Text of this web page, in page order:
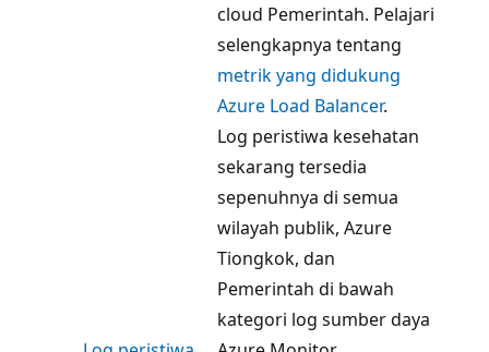
cloud Pemerintah. Pelajari
selengkapnya tentang
metrik yang didukung
Azure Load Balancer.
Log peristiwa kesehatan
sekarang tersedia
sepenuhnya di semua
wilayah publik, Azure
Tiongkok, dan
Pemerintah di bawah
kategori log sumber daya